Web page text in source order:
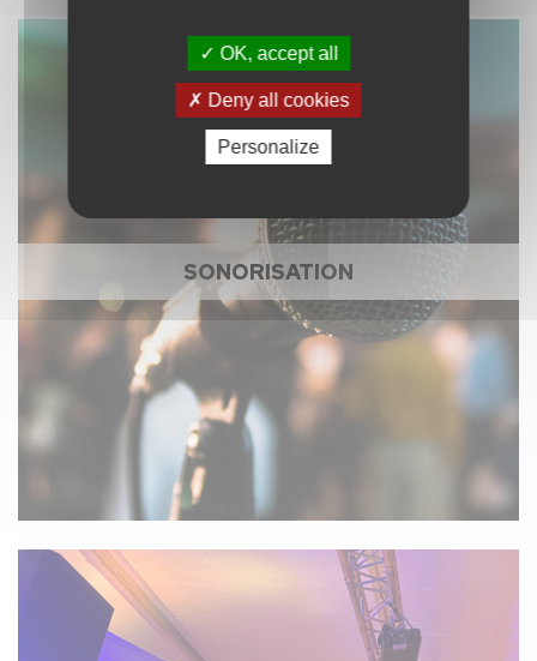
SONORISATION
OK, accept all
Deny all cookies
Personalize